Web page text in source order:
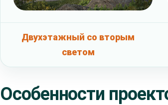
Двухэтажный со вторым
светом
Особенности